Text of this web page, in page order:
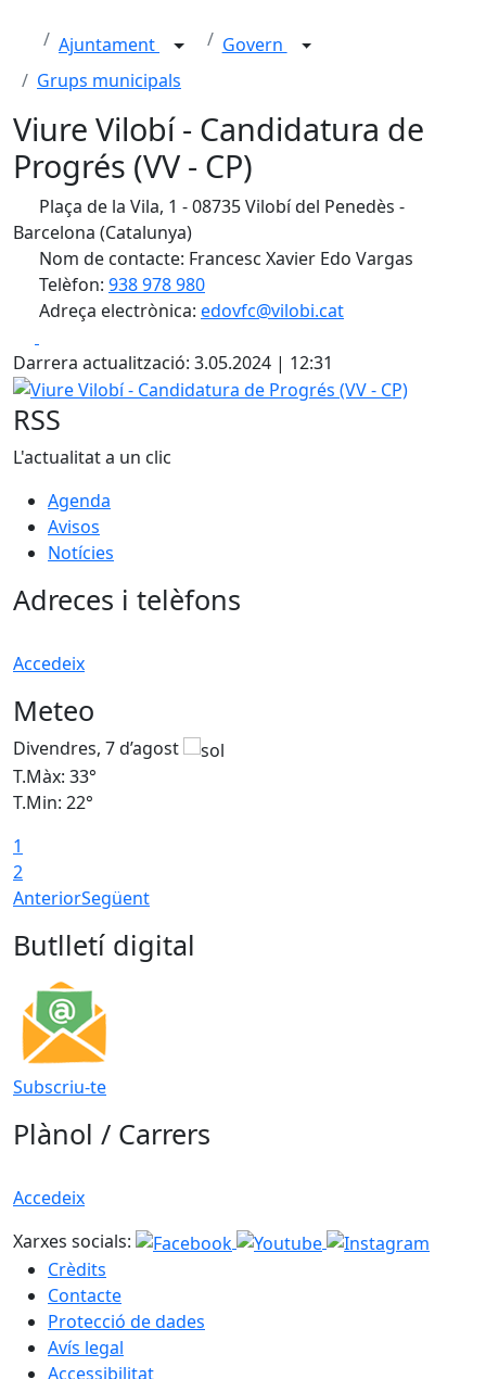
Ajuntament
Govern
Grups municipals
Viure Vilobí - Candidatura de
Progrés (VV - CP)
Plaça de la Vila, 1 - 08735 Vilobí del Penedès -
Barcelona (Catalunya)
Nom de contacte: Francesc Xavier Edo Vargas
Telèfon: 938 978 980
Adreça electrònica: edovfc@vilobi.cat
Darrera actualització: 3.05.2024 | 12:31
Viure Vilobí - Candidatura de Progrés (VV - CP)
RSS
L'actualitat a un clic
Agenda
Avisos
Notícies
Adreces i telèfons
Accedeix
Meteo
Divendres, 7 d’agost
T.Màx: 33°
T.Min: 22°
1
2
AnteriorSegüent
Butlletí digital
Subscriu-te
Plànol / Carrers
Accedeix
Xarxes socials:
Crèdits
Contacte
Protecció de dades
Avís legal
Accessibilitat